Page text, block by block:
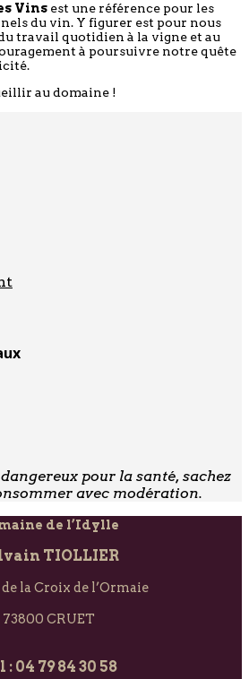
Vins est une référence pour les
du vin. Y figurer est pour nous
travail quotidien à la vigne et au
à poursuivre notre quête
au domaine !
dangereux pour la santé, sachez
avec modération.
de l’Idylle
TIOLLIER
de la Croix de l’Ormaie
73800 CRUET
: 04 79 84 30 58